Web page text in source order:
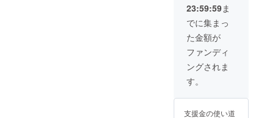
のEVバイク
の取り扱い
をはじめま
した。
今回のクラ
ウドファン
ディングも
弊社にとっ
により
量産効
率が向
上した
場合、
正規販
売価格
格より
23:59:59ま
でに集まっ
た金額が
ファンディ
ングされま
す。
支援金の使い道